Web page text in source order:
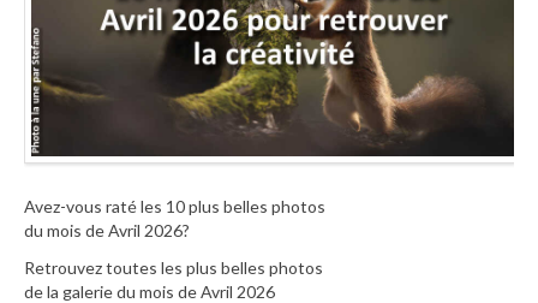
Avez-vous raté les 10 plus belles photos
du mois de Avril 2026?
Retrouvez toutes les plus belles photos
de la galerie du mois de Avril 2026